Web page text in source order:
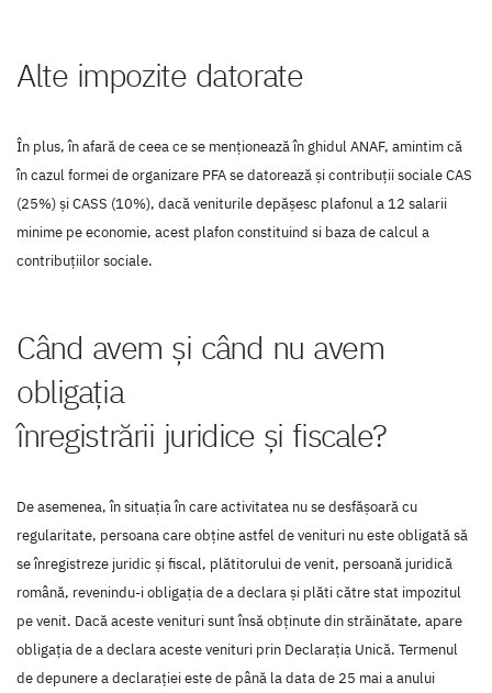
Alte impozite datorate
În plus, în afară de ceea ce se menționează în ghidul ANAF, amintim că
în cazul formei de organizare PFA se datorează și contribuții sociale CAS
(25%) și CASS (10%), dacă veniturile depășesc plafonul a 12 salarii
minime pe economie, acest plafon constituind si baza de calcul a
contribuțiilor sociale.
Când avem și când nu avem
obligația
înregistrării juridice și fiscale?
De asemenea, în situația în care activitatea nu se desfășoară cu
regularitate, persoana care obține astfel de venituri nu este obligată să
se înregistreze juridic și fiscal, plătitorului de venit, persoană juridică
română, revenindu-i obligația de a declara și plăti către stat impozitul
pe venit. Dacă aceste venituri sunt însă obținute din străinătate, apare
obligația de a declara aceste venituri prin Declarația Unică. Termenul
de depunere a declarației este de până la data de 25 mai a anului